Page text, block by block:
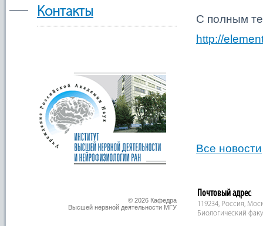
— Контакты
С полным
http://
Все новости
© 2026 Кафедра
Высшей нервной деятельности МГУ
Почтовый адрес:
119234, Россия,
Биологический